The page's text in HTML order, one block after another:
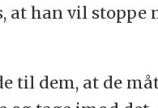
at han vil stoppe
til dem, at de